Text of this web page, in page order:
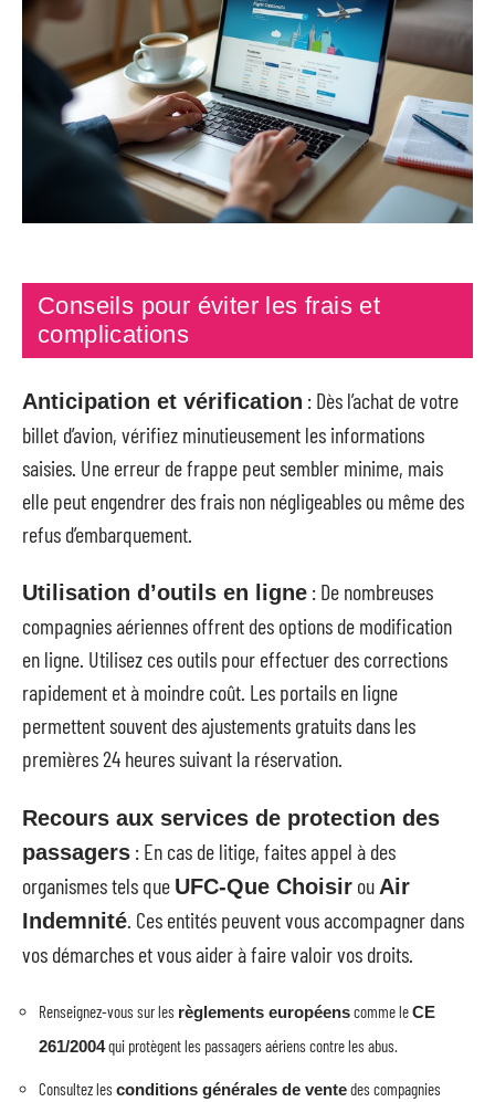
Conseils pour éviter les frais et
complications
Anticipation et vérification : Dès l’achat de votre
billet d’avion, vérifiez minutieusement les informations
saisies. Une erreur de frappe peut sembler minime, mais
elle peut engendrer des frais non négligeables ou même des
refus d’embarquement.
Utilisation d’outils en ligne : De nombreuses
compagnies aériennes offrent des options de modification
en ligne. Utilisez ces outils pour effectuer des corrections
rapidement et à moindre coût. Les portails en ligne
permettent souvent des ajustements gratuits dans les
premières 24 heures suivant la réservation.
Recours aux services de protection des
passagers : En cas de litige, faites appel à des
organismes tels que UFC-Que Choisir ou Air
Indemnité . Ces entités peuvent vous accompagner dans
vos démarches et vous aider à faire valoir vos droits.
Renseignez-vous sur les règlements européenscomme leCE
261/2004qui protègent les passagers aériens contre les abus.
Consultez les conditions générales de ventedes compagnies